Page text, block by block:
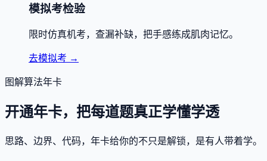
模拟考检验
限时仿真机考，查漏补缺，把手感练成肌肉记忆。
去模拟考 →
图解算法年卡
开通年卡，把每道题真正学懂学透
思路、边界、代码，年卡给你的不只是解锁，是有人带着学。